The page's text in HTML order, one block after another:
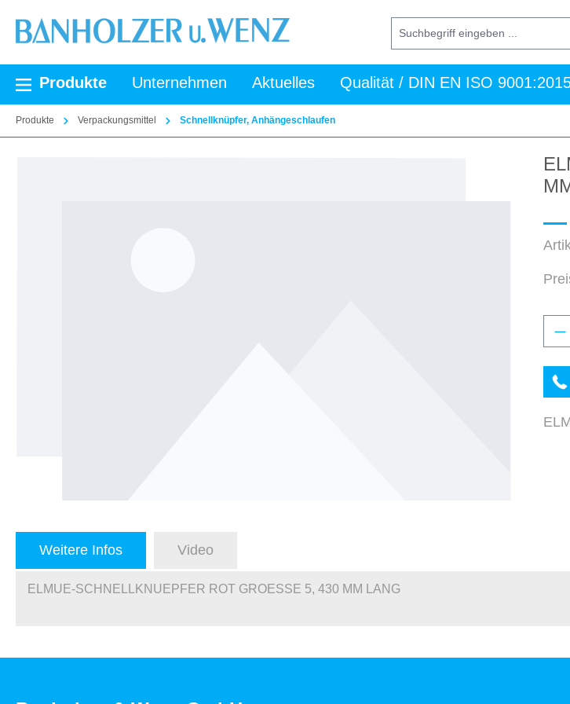
Zur Hauptnavigation springen
Produkte Unternehmen Aktuelles Qualität / DIN EN ISO
Produkte Verpackungsmittel Schnellknüpfer, Anhängeschlaufen
Weitere Infos Video
ELMUE-SCHNELLKNUEPFER ROT GROESSE 5, 430 MM LANG